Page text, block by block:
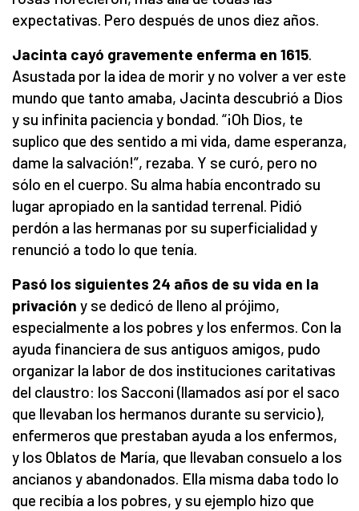
expectativas. Pero después de unos diez años.
Jacinta cayó gravemente enferma en 1615
Asustada por la idea de morir y no volver a ver este
mundo que tanto amaba, Jacinta descubrió a Dios
y su infinita paciencia y bondad. “¡Oh Dios, te
suplico que des sentido a mi vida, dame esperanza,
dame la salvación!”, rezaba. Y se curó, pero no
sólo en el cuerpo. Su alma había encontrado su
lugar apropiado en la santidad terrenal. Pidió
perdón a las hermanas por su superficialidad y
renunció a todo lo que tenía.
Pasó los siguientes 24 años de su vida en la
privación y se dedicó de lleno al prójimo,
especialmente a los pobres y los enfermos. Con la
ayuda financiera de sus antiguos amigos, pudo
organizar la labor de dos instituciones caritativas
del claustro: los Sacconi (llamados así por el saco
que llevaban los hermanos durante su servicio),
enfermeros que prestaban ayuda a los enfermos,
y los Oblatos de María, que llevaban consuelo a los
ancianos y abandonados. Ella misma daba todo lo
que recibía a los pobres, y su ejemplo hizo que